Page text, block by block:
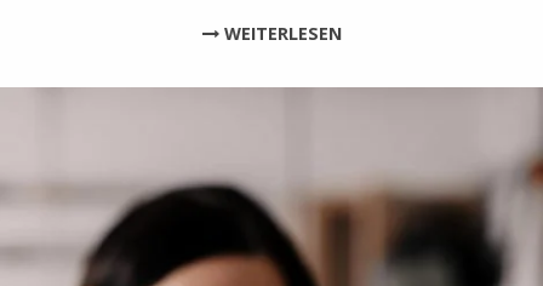
WEITERLESEN